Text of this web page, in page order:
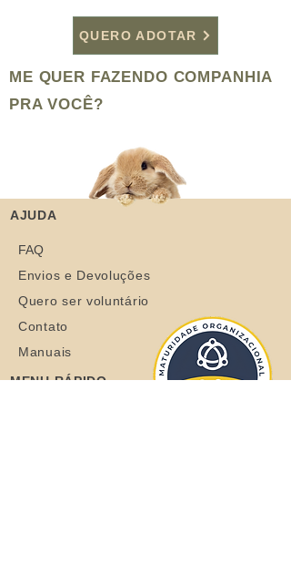
QUERO ADOTAR
ME QUER FAZENDO COMPANHIA
PRA VOCÊ?
AJUDA
FAQ
Envios e Devoluções
Quero ser voluntário
Contato
Manuais
MENU RÁPIDO